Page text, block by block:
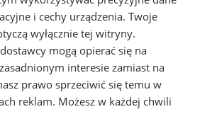
i cechy urządzenia. Twoje
wyłącznie tej witryny.
mogą opierać się na
interesie zamiast na
prawo sprzeciwić się temu w
reklam. Możesz w każdej chwili